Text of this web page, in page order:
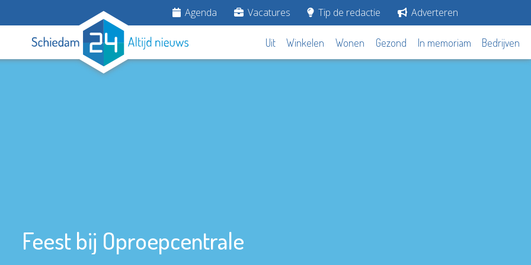
Agenda Vacatures Tip de redactie Adverteren
Uit Winkelen Wonen Gezond In memoriam Bedrijven
Feest bij Oproepcentrale